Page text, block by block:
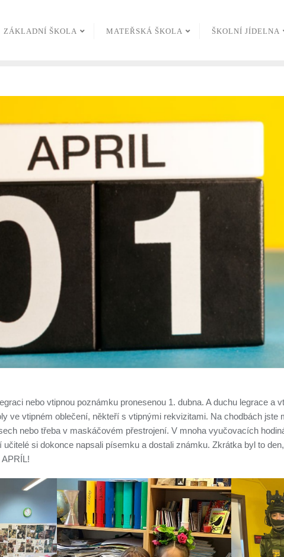
ZÁKLADNÍ ŠKOLA MATEŘSKÁ ŠKOLA ŠKOLNÍ JÍDELNA
nebo vtipnou poznámku pronesenou 1. dubna. A duchu legrace a
ve vtipném oblečení, někteří s vtipnými rekvizitami. Na chodbách jste
nebo třeba v maskáčovém přestrojení. V mnoha vyučovacích
si dokonce napsali písemku a dostali známku. Zkrátka byl to